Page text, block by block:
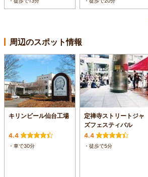
周辺のスポット情報
キリンビール仙台工場
4.4
・車で30分
定禅寺ストリートジャ
ズフェスティバル
4.4
・徒歩で5分